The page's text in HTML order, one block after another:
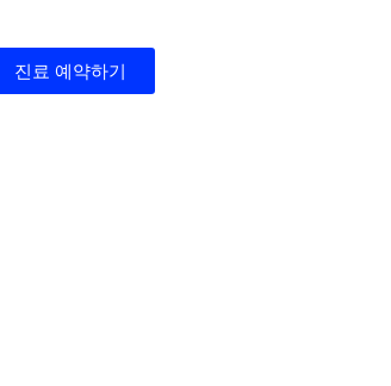
진료 예약하기